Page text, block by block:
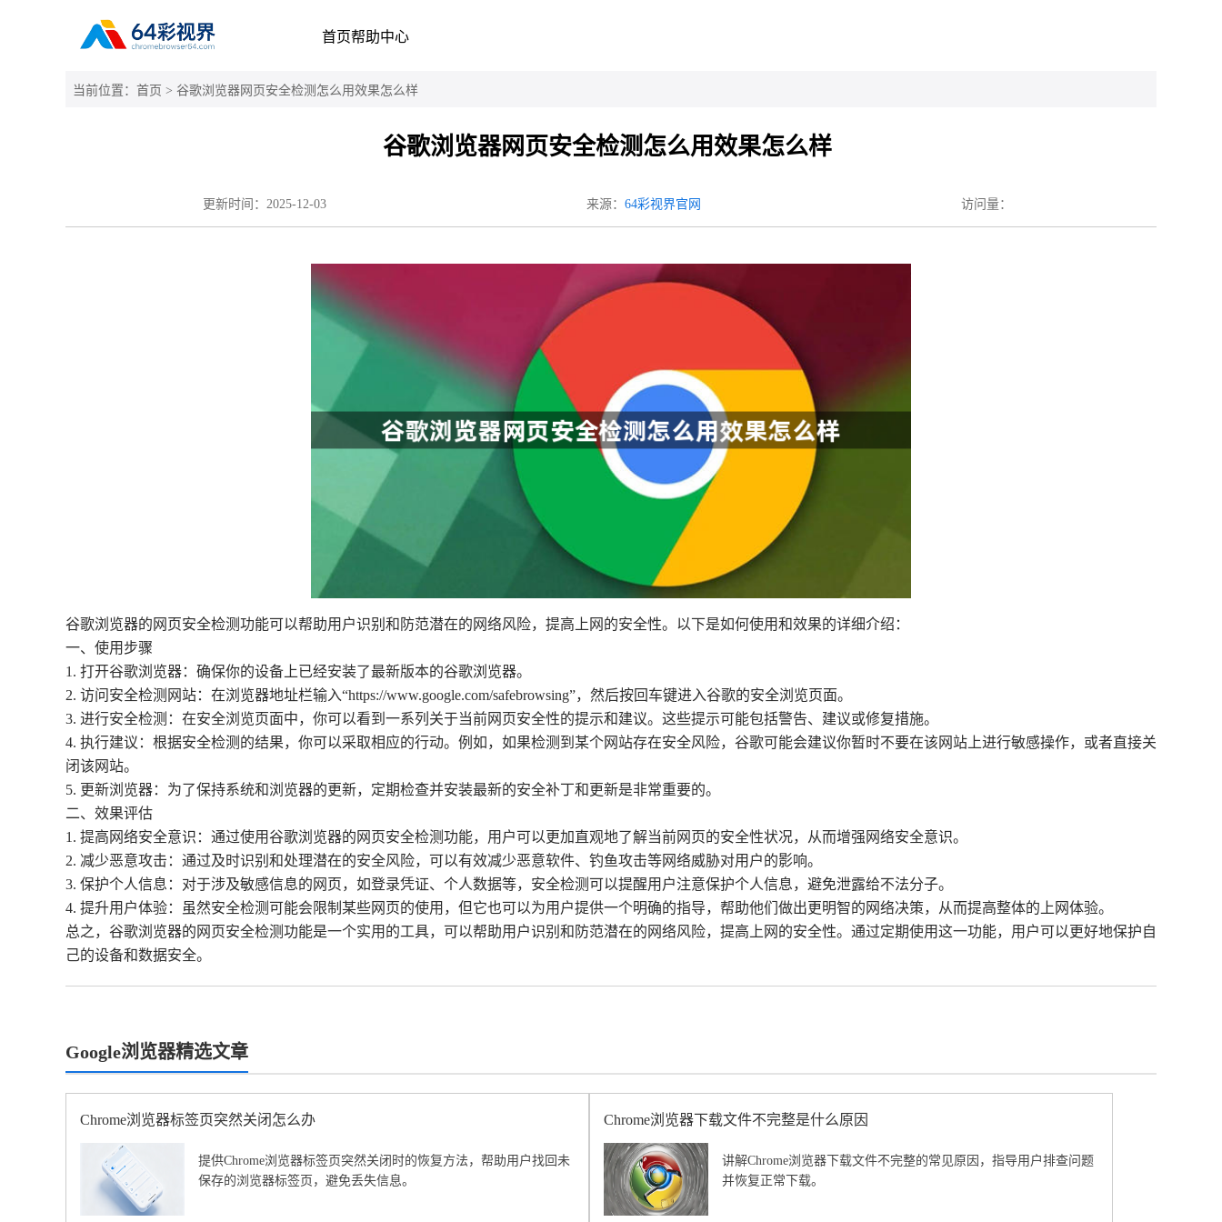
首页帮助中心
当前位置： 首页 > 谷歌浏览器网页安全检测怎么用效果怎么样
谷歌浏览器网页安全检测怎么用效果怎么样
更新时间： 2025-12-03 来源： 64彩视界官网 访问量：
谷歌浏览器的网页安全检测功能可以帮助用户识别和防范潜在的网络风险，提高上网的安全性。以下是如何使用和效果的详细介绍：
一、使用步骤
1. 打开谷歌浏览器：确保你的设备上已经安装了最新版本的谷歌浏览器。
2. 访问安全检测网站：在浏览器地址栏输入“https://www.google.com/safebrowsing”，然后按回车键进入谷歌的安全浏览页面。
3. 进行安全检测：在安全浏览页面中，你可以看到一系列关于当前网页安全性的提示和建议。这些提示可能包括警告、建议或修复措施。
4. 执行建议：根据安全检测的结果，你可以采取相应的行动。例如，如果检测到某个网站存在安全风险，谷歌可能会建议你暂时不要在该网站上进行敏感操作，或者直接关
闭该网站。
5. 更新浏览器：为了保持系统和浏览器的更新，定期检查并安装最新的安全补丁和更新是非常重要的。
二、效果评估
1. 提高网络安全意识：通过使用谷歌浏览器的网页安全检测功能，用户可以更加直观地了解当前网页的安全性状况，从而增强网络安全意识。
2. 减少恶意攻击：通过及时识别和处理潜在的安全风险，可以有效减少恶意软件、钓鱼攻击等网络威胁对用户的影响。
3. 保护个人信息：对于涉及敏感信息的网页，如登录凭证、个人数据等，安全检测可以提醒用户注意保护个人信息，避免泄露给不法分子。
4. 提升用户体验：虽然安全检测可能会限制某些网页的使用，但它也可以为用户提供一个明确的指导，帮助他们做出更明智的网络决策，从而提高整体的上网体验。
总之，谷歌浏览器的网页安全检测功能是一个实用的工具，可以帮助用户识别和防范潜在的网络风险，提高上网的安全性。通过定期使用这一功能，用户可以更好地保护自
己的设备和数据安全。
Google浏览器精选文章
Chrome浏览器标签页突然关闭怎么办
提供Chrome浏览器标签页突然关闭时的恢复方法，帮助用户找回未
保存的浏览器标签页，避免丢失信息。
Chrome浏览器下载文件不完整是什么原因
讲解Chrome浏览器下载文件不完整的常见原因，指导用户排查问题
并恢复正常下载。